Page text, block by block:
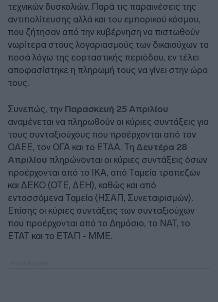
τεχνικών δυσκολιών. Παρά τις παραινέσεις της
αντιπολίτευσης αλλά και του εμπορικού κόσμου,
που ζήτησαν από την κυβέρνηση να πιστωθούν
νωρίτερα στους λογαριασμούς των δικαιούχων τα
ποσά λόγω της εορταστικής περιόδου, εν τέλει
αποφασίστηκε η πληρωμή τους να γίνει στην ώρα
τους.
Συνεπώς, την Παρασκευή 25 Απριλίου
αναμένεται να πληρωθούν οι κύριες συντάξεις για
τους συνταξιούχους που προέρχονται από τον
ΟΑΕΕ, τον ΟΓΑ και το ΕΤΑΑ. Τη Δευτέρα 28
Απριλίου πληρώνονται οι κύριες συντάξεις όσων
προέρχονται από το ΙΚΑ, από Ταμεία τραπεζών
και ΔΕΚΟ (ΟΤΕ, ΔΕΗ), καθώς και από
εντασσόμενα Ταμεία (ΗΣΑΠ, Συνεταιρισμών).
Επίσης οι κύριες συντάξεις των συνταξιούχων
που προέρχονται από το Δημόσιο, το ΝΑΤ, το
ΕΤΑΤ και το ΕΤΑΠ - ΜΜΕ.